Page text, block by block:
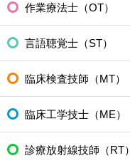
作業療法士（OT）
言語聴覚士（ST）
臨床検査技師（MT）
臨床工学技士（ME）
診療放射線技師（RT）